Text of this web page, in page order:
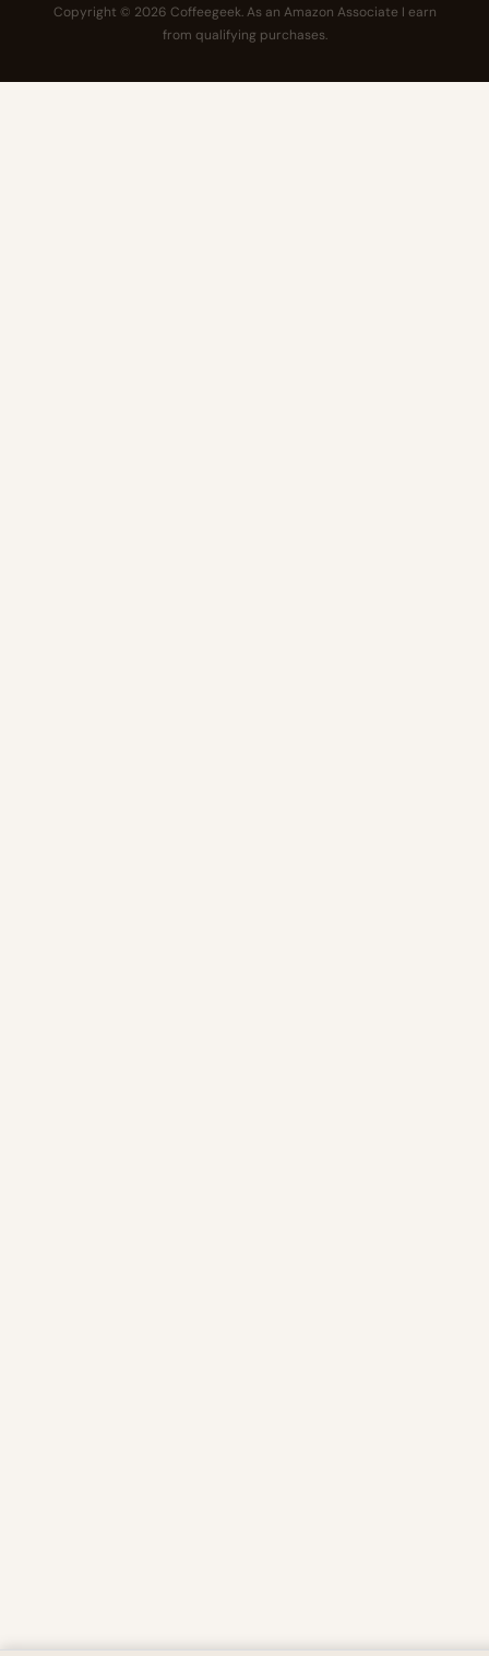
Copyright © 2026 Coffeegeek. As an Amazon Associate I earn
from qualifying purchases.